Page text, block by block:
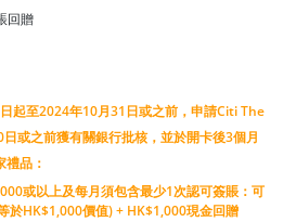
回贈
起至2024年10月31日或之前，申請Citi The
或之前獲有關銀行批核，並於開卡後3個月
品：
或以上及每月須包含最少1次認可簽賬：可
於HK$1,000價值) + HK$1,000現金回贈